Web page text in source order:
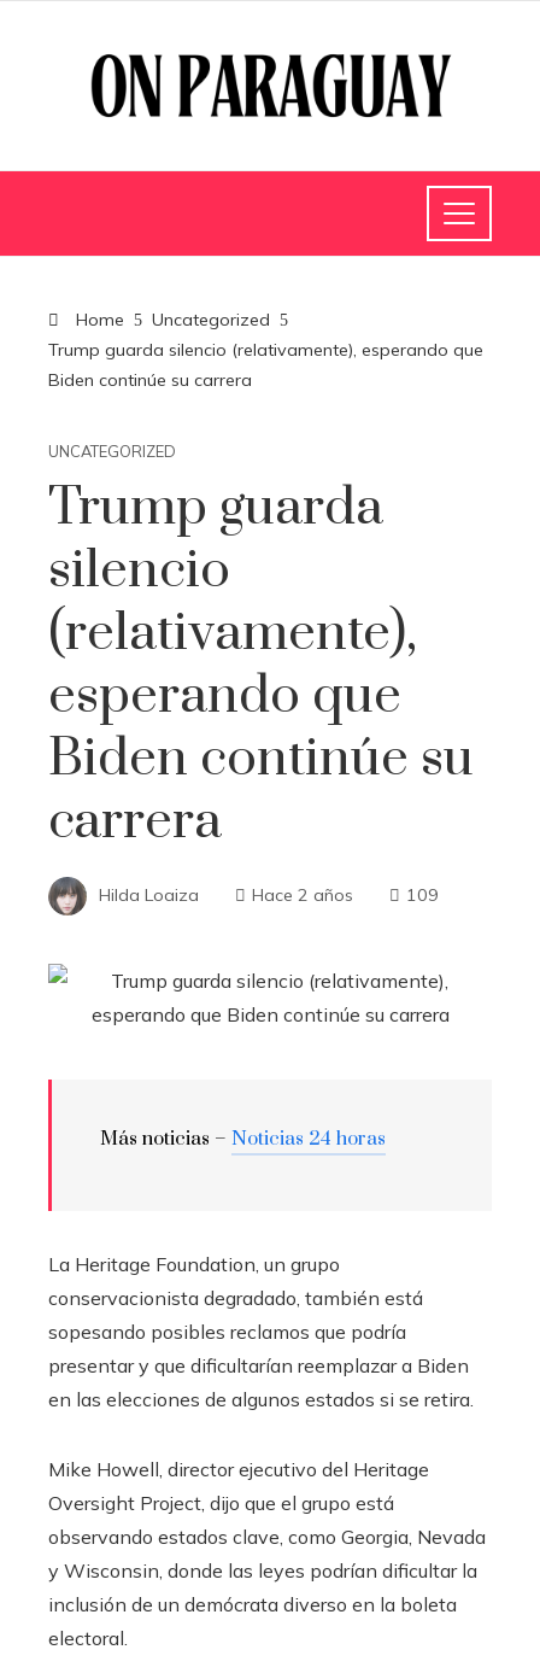
Home
Uncategorized
Trump guarda silencio (relativamente), esperando que
Biden continúe su carrera
UNCATEGORIZED
Trump guarda
silencio
(relativamente),
esperando que
Biden continúe su
carrera
Hilda Loaiza Hace 2 años 109
Más noticias – Noticias 24 horas
La Heritage Foundation, un grupo
conservacionista degradado, también está
sopesando posibles reclamos que podría
presentar y que dificultarían reemplazar a Biden
en las elecciones de algunos estados si se retira.
Mike Howell, director ejecutivo del Heritage
Oversight Project, dijo que el grupo está
observando estados clave, como Georgia, Nevada
y Wisconsin, donde las leyes podrían dificultar la
inclusión de un demócrata diverso en la boleta
electoral.